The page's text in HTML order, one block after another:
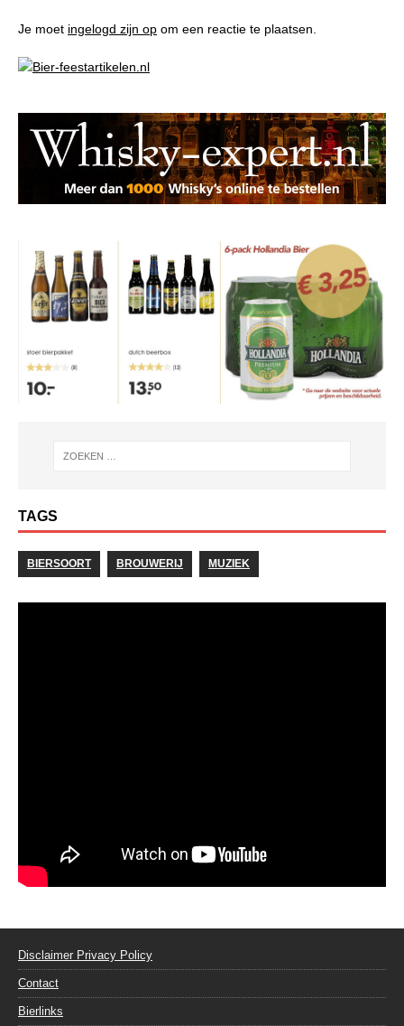
Je moet ingelogd zijn op om een reactie te plaatsen.
TAGS
BIERSOORT BROUWERIJ MUZIEK
Disclaimer Privacy Policy
Contact
Bierlinks